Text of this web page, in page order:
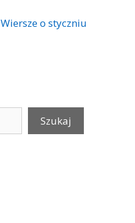
Wiersze o styczniu
Szukaj